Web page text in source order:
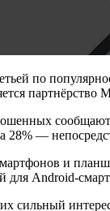
по
партнёрство
28% —
и
для Android-